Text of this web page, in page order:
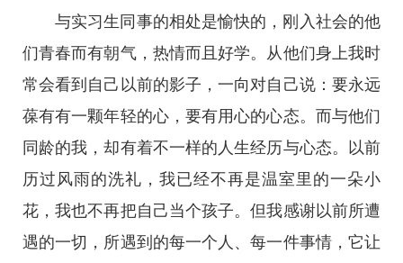
与实习生同事的相处是愉快的，刚入社会的他
们青春而有朝气，热情而且好学。从他们身上我时
常会看到自己以前的影子，一向对自己说：要永远
葆有有一颗年轻的心，要有用心的心态。而与他们
同龄的我，却有着不一样的人生经历与心态。以前
历过风雨的洗礼，我已经不再是温室里的一朵小
花，我也不再把自己当个孩子。但我感谢以前所遭
遇的一切，所遇到的每一个人、每一件事情，它让